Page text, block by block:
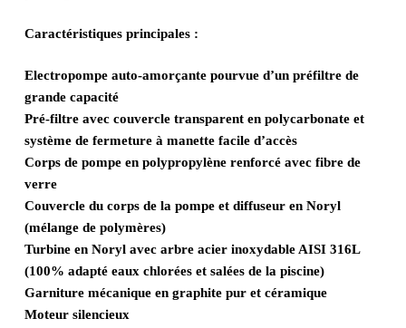
Caractéristiques principales :
Electropompe auto-amorçante pourvue d’un préfiltre de
grande capacité
Pré-filtre avec couvercle transparent en polycarbonate et
système de fermeture à manette facile d’accès
Corps de pompe en polypropylène renforcé avec fibre de
verre
Couvercle du corps de la pompe et diffuseur en Noryl
(mélange de polymères)
Turbine en Noryl avec arbre acier inoxydable AISI 316L
(100% adapté eaux chlorées et salées de la piscine)
Garniture mécanique en graphite pur et céramique
Moteur silencieux